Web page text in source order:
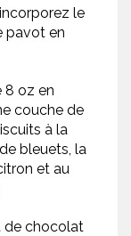
le
pavot en
8 oz en
couche de
à la
bleuets, la
et au
de chocolat